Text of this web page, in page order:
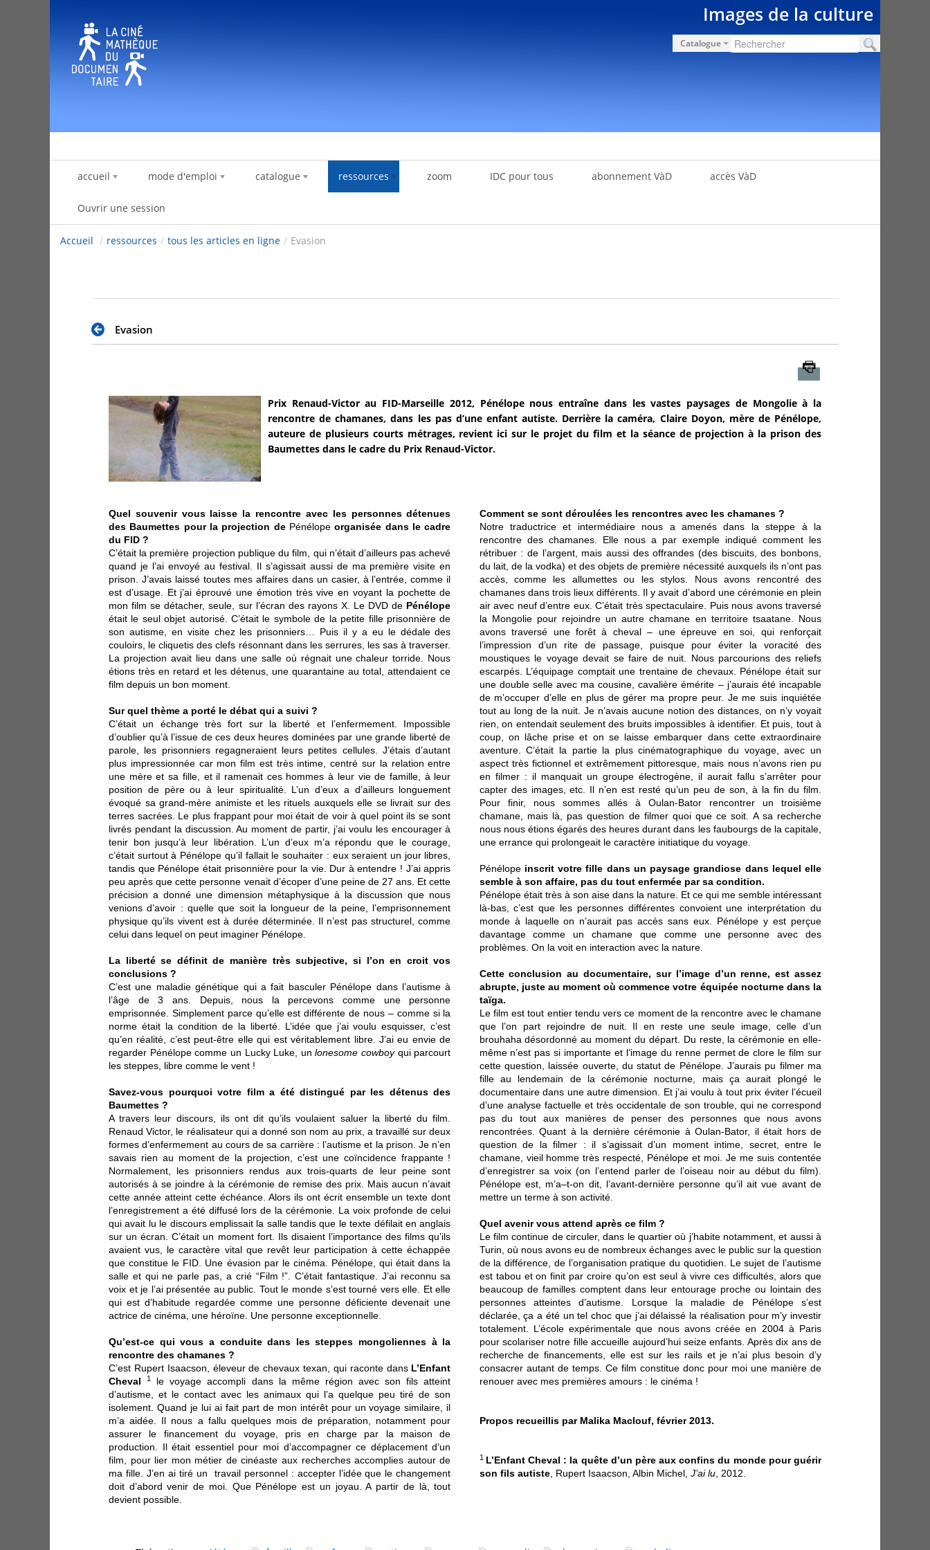
Images de la culture
Catalogue
accueil mode d'emploi catalogue ressources zoom IDC pour tous abonnement VàD accès VàD
Ouvrir une session
Accueil / ressources / tous les articles en ligne / Evasion
Evasion
Prix Renaud-Victor au FID-Marseille 2012, Pénélope nous entraîne dans les vastes paysages de Mongolie à la
rencontre de chamanes, dans les pas d’une enfant autiste. Derrière la caméra, Claire Doyon, mère de Pénélope,
auteure de plusieurs courts métrages, revient ici sur le projet du film et la séance de projection à la prison des
Baumettes dans le cadre du Prix Renaud-Victor.
Quel souvenir vous laisse la rencontre avec les personnes détenues
des Baumettes pour la projection de Pénélopeorganisée dans le cadre
du FID ?
C’était la première projection publique du film, qui n’était d’ailleurs pas achevé
quand je l’ai envoyé au festival. Il s’agissait aussi de ma première visite en
prison. J’avais laissé toutes mes affaires dans un casier, à l’entrée, comme il
est d’usage. Et j’ai éprouvé une émotion très vive en voyant la pochette de
mon film se détacher, seule, sur l’écran des rayons X. Le DVD de Pénélope
était le seul objet autorisé. C’était le symbole de la petite fille prisonnière de
son autisme, en visite chez les prisonniers… Puis il y a eu le dédale des
couloirs, le cliquetis des clefs résonnant dans les serrures, les sas à traverser.
La projection avait lieu dans une salle où régnait une chaleur torride. Nous
étions très en retard et les détenus, une quarantaine au total, attendaient ce
film depuis un bon moment.
Sur quel thème a porté le débat qui a suivi ?
C’était un échange très fort sur la liberté et l’enfermement. Impossible
d’oublier qu’à l’issue de ces deux heures dominées par une grande liberté de
parole, les prisonniers regagneraient leurs petites cellules. J’étais d’autant
plus impressionnée car mon film est très intime, centré sur la relation entre
une mère et sa fille, et il ramenait ces hommes à leur vie de famille, à leur
position de père ou à leur spiritualité. L’un d’eux a d’ailleurs longuement
évoqué sa grand-mère animiste et les rituels auxquels elle se livrait sur des
terres sacrées. Le plus frappant pour moi était de voir à quel point ils se sont
livrés pendant la discussion. Au moment de partir, j’ai voulu les encourager à
tenir bon jusqu’à leur libération. L’un d’eux m’a répondu que le courage,
c’était surtout à Pénélope qu’il fallait le souhaiter : eux seraient un jour libres,
tandis que Pénélope était prisonnière pour la vie. Dur à entendre ! J’ai appris
peu après que cette personne venait d’écoper d’une peine de 27 ans. Et cette
précision a donné une dimension métaphysique à la discussion que nous
venions d’avoir : quelle que soit la longueur de la peine, l’emprisonnement
physique qu’ils vivent est à durée déterminée. Il n’est pas structurel, comme
celui dans lequel on peut imaginer Pénélope.
La liberté se définit de manière très subjective, si l’on en croit vos
conclusions ?
C’est une maladie génétique qui a fait basculer Pénélope dans l’autisme à
l’âge de 3 ans. Depuis, nous la percevons comme une personne
emprisonnée. Simplement parce qu’elle est différente de nous – comme si la
norme était la condition de la liberté. L’idée que j’ai voulu esquisser, c’est
qu’en réalité, c’est peut-être elle qui est véritablement libre. J’ai eu envie de
regarder Pénélope comme un Lucky Luke, unlonesome cowboyqui parcourt
les steppes, libre comme le vent !
Savez-vous pourquoi votre film a été distingué par les détenus des
Baumettes ?
A travers leur discours, ils ont dit qu’ils voulaient saluer la liberté du film.
Renaud Victor, le réalisateur qui a donné son nom au prix, a travaillé sur deux
formes d’enfermement au cours de sa carrière : l’autisme et la prison. Je n’en
savais rien au moment de la projection, c’est une coïncidence frappante !
Normalement, les prisonniers rendus aux trois-quarts de leur peine sont
autorisés à se joindre à la cérémonie de remise des prix. Mais aucun n’avait
cette année atteint cette échéance. Alors ils ont écrit ensemble un texte dont
l’enregistrement a été diffusé lors de la cérémonie. La voix profonde de celui
qui avait lu le discours emplissait la salle tandis que le texte défilait en anglais
sur un écran. C’était un moment fort. Ils disaient l’importance des films qu’ils
avaient vus, le caractère vital que revêt leur participation à cette échappée
que constitue le FID. Une évasion par le cinéma. Pénélope, qui était dans la
salle et qui ne parle pas, a crié “Film !”. C’était fantastique. J’ai reconnu sa
voix et je l’ai présentée au public. Tout le monde s’est tourné vers elle. Et elle
qui est d’habitude regardée comme une personne déficiente devenait une
actrice de cinéma, une héroïne. Une personne exceptionnelle.
Qu’est-ce qui vous a conduite dans les steppes mongoliennes à la
rencontre des chamanes ?
C’est Rupert Isaacson, éleveur de chevaux texan, qui raconte dans L’Enfant
Cheval1
le voyage accompli dans la même région avec son fils atteint
d’autisme, et le contact avec les animaux qui l’a quelque peu tiré de son
isolement. Quand je lui ai fait part de mon intérêt pour un voyage similaire, il
m’a aidée. Il nous a fallu quelques mois de préparation, notamment pour
assurer le financement du voyage, pris en charge par la maison de
production. Il était essentiel pour moi d’accompagner ce déplacement d’un
film, pour lier mon métier de cinéaste aux recherches accomplies autour de
ma fille. J’en ai tiré un travail personnel : accepter l’idée que le changement
doit d’abord venir de moi. Que Pénélope est un joyau. A partir de là, tout
devient possible.
Comment se sont déroulées les rencontres avec les chamanes ?
Notre traductrice et intermédiaire nous a amenés dans la steppe à la
rencontre des chamanes. Elle nous a par exemple indiqué comment les
rétribuer : de l’argent, mais aussi des offrandes (des biscuits, des bonbons,
du lait, de la vodka) et des objets de première nécessité auxquels ils n’ont pas
accès, comme les allumettes ou les stylos. Nous avons rencontré des
chamanes dans trois lieux différents. Il y avait d’abord une cérémonie en plein
air avec neuf d’entre eux. C’était très spectaculaire. Puis nous avons traversé
la Mongolie pour rejoindre un autre chamane en territoire tsaatane. Nous
avons traversé une forêt à cheval – une épreuve en soi, qui renforçait
l’impression d’un rite de passage, puisque pour éviter la voracité des
moustiques le voyage devait se faire de nuit. Nous parcourions des reliefs
escarpés. L’équipage comptait une trentaine de chevaux. Pénélope était sur
une double selle avec ma cousine, cavalière émérite – j’aurais été incapable
de m’occuper d’elle en plus de gérer ma propre peur. Je me suis inquiétée
tout au long de la nuit. Je n’avais aucune notion des distances, on n’y voyait
rien, on entendait seulement des bruits impossibles à identifier. Et puis, tout à
coup, on lâche prise et on se laisse embarquer dans cette extraordinaire
aventure. C’était la partie la plus cinématographique du voyage, avec un
aspect très fictionnel et extrêmement pittoresque, mais nous n’avons rien pu
en filmer : il manquait un groupe électrogène, il aurait fallu s’arrêter pour
capter des images, etc. Il n’en est resté qu’un peu de son, à la fin du film.
Pour finir, nous sommes allés à Oulan-Bator rencontrer un troisième
chamane, mais là, pas question de filmer quoi que ce soit. A sa recherche
nous nous étions égarés des heures durant dans les faubourgs de la capitale,
une errance qui prolongeait le caractère initiatique du voyage.
Pénélopeinscrit votre fille dans un paysage grandiose dans lequel elle
semble à son affaire, pas du tout enfermée par sa condition.
Pénélope était très à son aise dans la nature. Et ce qui me semble intéressant
là-bas, c’est que les personnes différentes convoient une interprétation du
monde à laquelle on n’aurait pas accès sans eux. Pénélope y est perçue
davantage comme un chamane que comme une personne avec des
problèmes. On la voit en interaction avec la nature.
Cette conclusion au documentaire, sur l’image d’un renne, est assez
abrupte, juste au moment où commence votre équipée nocturne dans la
taïga.
Le film est tout entier tendu vers ce moment de la rencontre avec le chamane
que l’on part rejoindre de nuit. Il en reste une seule image, celle d’un
brouhaha désordonné au moment du départ. Du reste, la cérémonie en elle-
même n’est pas si importante et l’image du renne permet de clore le film sur
cette question, laissée ouverte, du statut de Pénélope. J’aurais pu filmer ma
fille au lendemain de la cérémonie nocturne, mais ça aurait plongé le
documentaire dans une autre dimension. Et j’ai voulu à tout prix éviter l’écueil
d’une analyse factuelle et très occidentale de son trouble, qui ne correspond
pas du tout aux manières de penser des personnes que nous avons
rencontrées. Quant à la dernière cérémonie à Oulan-Bator, il était hors de
question de la filmer : il s’agissait d’un moment intime, secret, entre le
chamane, vieil homme très respecté, Pénélope et moi. Je me suis contentée
d’enregistrer sa voix (on l’entend parler de l’oiseau noir au début du film).
Pénélope est, m’a–t-on dit, l’avant-dernière personne qu’il ait vue avant de
mettre un terme à son activité.
Quel avenir vous attend après ce film ?
Le film continue de circuler, dans le quartier où j’habite notamment, et aussi à
Turin, où nous avons eu de nombreux échanges avec le public sur la question
de la différence, de l’organisation pratique du quotidien. Le sujet de l’autisme
est tabou et on finit par croire qu’on est seul à vivre ces difficultés, alors que
beaucoup de familles comptent dans leur entourage proche ou lointain des
personnes atteintes d’autisme. Lorsque la maladie de Pénélope s’est
déclarée, ça a été un tel choc que j’ai délaissé la réalisation pour m’y investir
totalement. L’école expérimentale que nous avons créée en 2004 à Paris
pour scolariser notre fille accueille aujourd’hui seize enfants. Après dix ans de
recherche de financements, elle est sur les rails et je n’ai plus besoin d’y
consacrer autant de temps. Ce film constitue donc pour moi une manière de
renouer avec mes premières amours : le cinéma !
Propos recueillis par Malika Maclouf, février 2013.
1 L’Enfant Cheval : la quête d’un père aux confins du monde pour guérir
son fils autiste, Rupert Isaacson, Albin Michel, J’ai lu, 2012.